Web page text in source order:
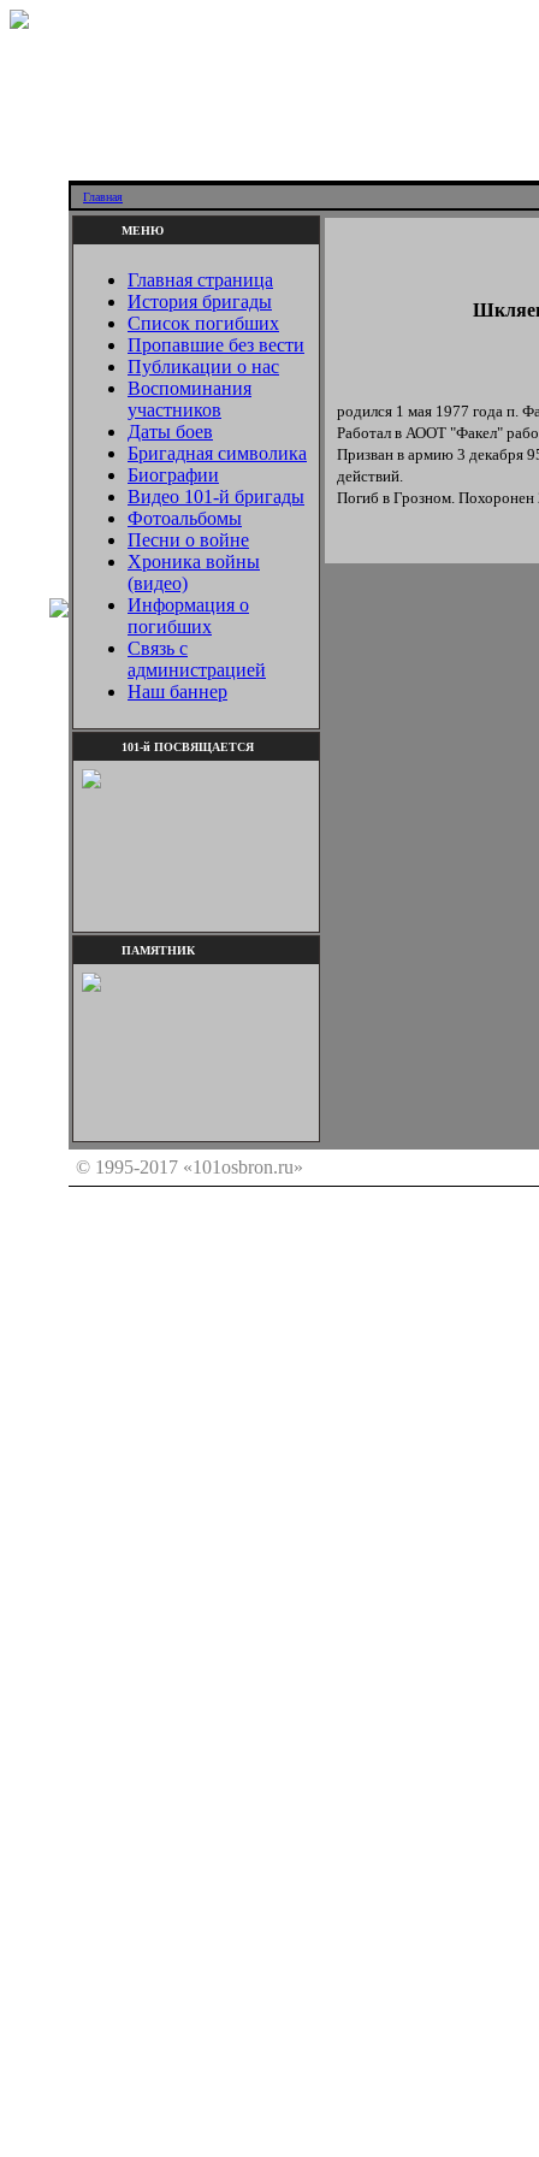
Главная
МЕНЮ
Главная страница
История бригады
Список погибших
Пропавшие без вести
Публикации о нас
Воспоминания
участников
Даты боев
Бригадная символика
Биографии
Видео 101-й бригады
Фотоальбомы
Песни о войне
Хроника войны
(видео)
Информация о
погибших
Связь с
администрацией
Наш баннер
101-й ПОСВЯЩАЕТСЯ
ПАМЯТНИК
родился 1 мая 1977 года п.
Работал в АООТ "Факел"
Призван в армию 3 декабря
действий.
Погиб в Грозном. Похоронен
© 1995-2017 «101osbron.ru»